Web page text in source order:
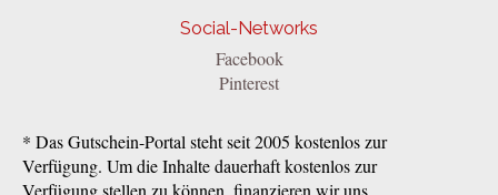
Social-Networks
Facebook
Pinterest
* Das Gutschein-Portal steht seit 2005 kostenlos zur
Verfügung. Um die Inhalte dauerhaft kostenlos zur
Verfügung stellen zu können, finanzieren wir uns